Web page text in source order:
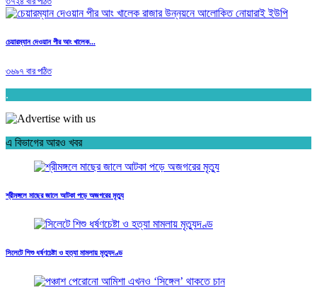
চেয়ারম্যান দেওয়ান পীর আং খালেক...
৩৬৯৭ বার পঠিত
.
এ বিভাগের আরও খবর
শ্রীমঙ্গলে মাছের জালে আটকা পড়ে অজগরের মৃত্যু
সিলেটে শিশু ধর্ষণচেষ্টা ও হত্যা মামলায় মৃত্যুদণ্ড